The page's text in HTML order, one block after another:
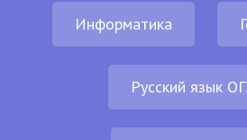
Информатика
Русский язык